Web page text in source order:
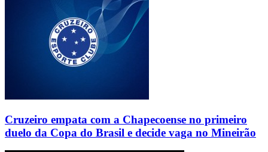
Cruzeiro empata com a Chapecoense no primeiro
duelo da Copa do Brasil e decide vaga no Mineirão